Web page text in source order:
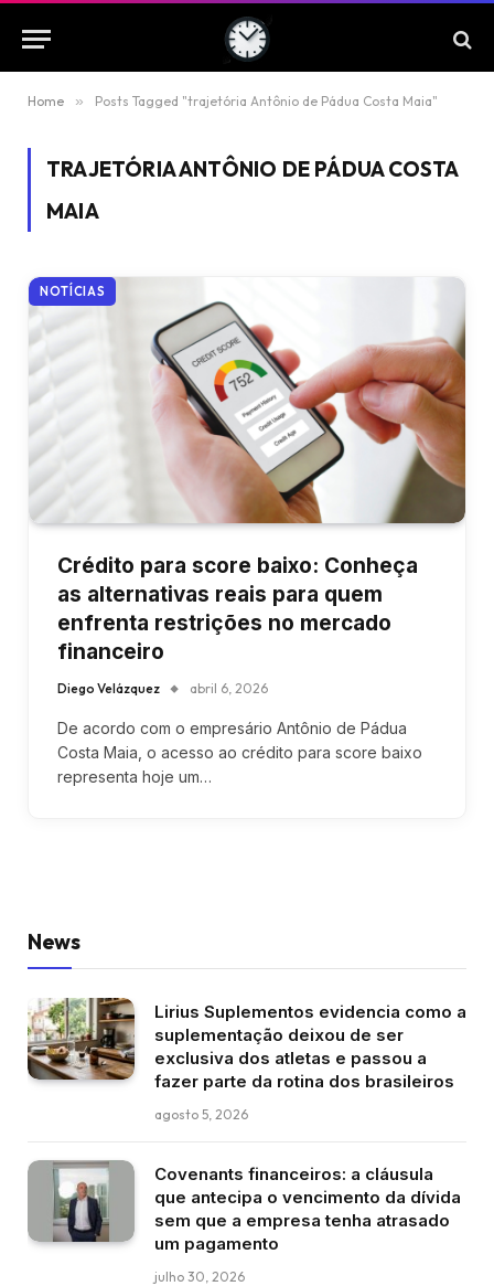
Home » Posts Tagged "trajetória Antônio de Pádua Costa Maia"
TRAJETÓRIA ANTÔNIO DE PÁDUA COSTA
MAIA
NOTÍCIAS
Crédito para score baixo: Conheça
as alternativas reais para quem
enfrenta restrições no mercado
financeiro
Diego Velázquez abril 6, 2026
De acordo com o empresário Antônio de Pádua
Costa Maia, o acesso ao crédito para score baixo
representa hoje um…
News
Lirius Suplementos evidencia como a
suplementação deixou de ser
exclusiva dos atletas e passou a
fazer parte da rotina dos brasileiros
agosto 5, 2026
Covenants financeiros: a cláusula
que antecipa o vencimento da dívida
sem que a empresa tenha atrasado
um pagamento
julho 30, 2026